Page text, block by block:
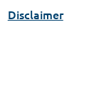
Disclaimer